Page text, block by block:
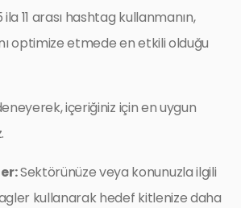
11 arası hashtag kullanmanın,
optimize etmede en etkili olduğu
içeriğiniz için en uygun
Sektörünüze veya konunuzla ilgili
kullanarak hedef kitlenize daha